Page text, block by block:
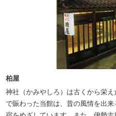
柏屋
神社（かみやしろ）は古くから栄
で賑わった当館は、昔の風情を出